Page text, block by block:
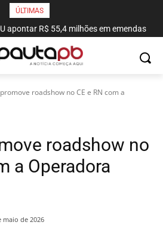
ÚLTIMAS
apontar R$ 55,4 milhões em emendas
suspeitas
roadshow no CE e RN com a
roadshow no
a Operadora
maio de 2026